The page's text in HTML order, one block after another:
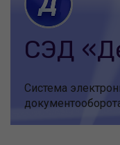
СЭД
Система